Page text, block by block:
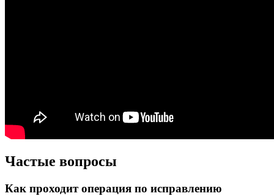
Частые вопросы
Как проходит операция по исправлению